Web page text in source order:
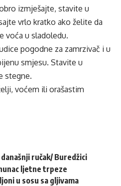
izmješajte, stavite u
vrlo kratko ako želite da
voća u sladoledu.
pogodne za zamrzivač i u
smjesu. Stavite u
stegne.
voćem ili orašastim
ručak/ Buredžici
ljetne trpeze
u sosu sa gljivama